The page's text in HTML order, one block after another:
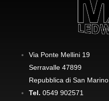
Via Ponte Mellini 19
Serravalle 47899
Repubblica di San Marino
Tel. 0549 902571